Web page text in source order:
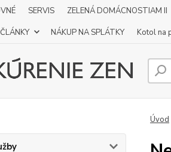
SERVIS ZELENÁ DOMÁCNOSTIAM II
NÁKUP NA SPLÁTKY Kotol na
Úvod